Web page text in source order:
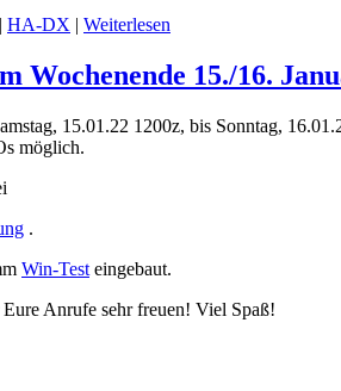
| HA-DX | Weiterlesen
Wochenende 15./16.
15.01.22 1200z, bis Sonntag,
möglich.
.
Win-Test eingebaut.
Anrufe sehr freuen! Viel Spaß!